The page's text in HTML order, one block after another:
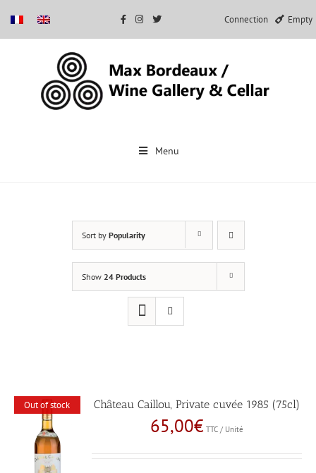
Connection Empty
Menu
Sort by Popularity
Show 24 Products
Out of stock Château Caillou, Private cuvée 1985 (75cl)
65,00€ TTC / Unité